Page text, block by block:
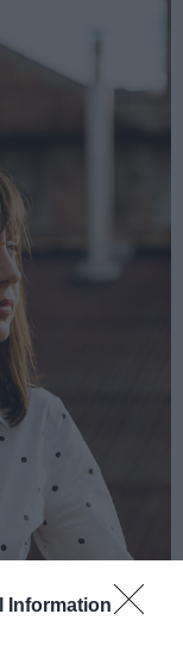
Information